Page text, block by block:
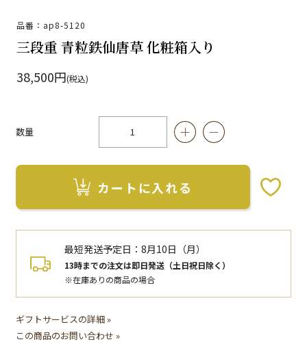
品番：ap8-5120
三段重 青粒鉄仙唐草 化粧箱入り
38,500円(税込)
数量
カートに入れる
最短発送予定日：8月10日（月）
13時までの注文は即日発送（土日祝日除く）
※在庫ありの商品の場合
ギフトサービスの詳細 »
この商品のお問い合わせ »